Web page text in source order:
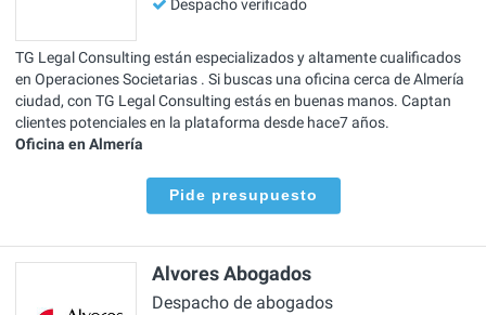
Despacho verificado
TG Legal Consulting están especializados y altamente cualificados
en Operaciones Societarias . Si buscas una oficina cerca de Almería
ciudad, con TG Legal Consulting estás en buenas manos. Captan
clientes potenciales en la plataforma desde hace7 años.
Oficina en Almería
Pide presupuesto
Alvores Abogados
Despacho de abogados